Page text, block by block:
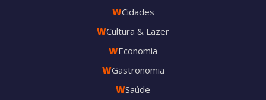
WCidades
WCultura & Lazer
WEconomia
WGastronomia
WSaúde